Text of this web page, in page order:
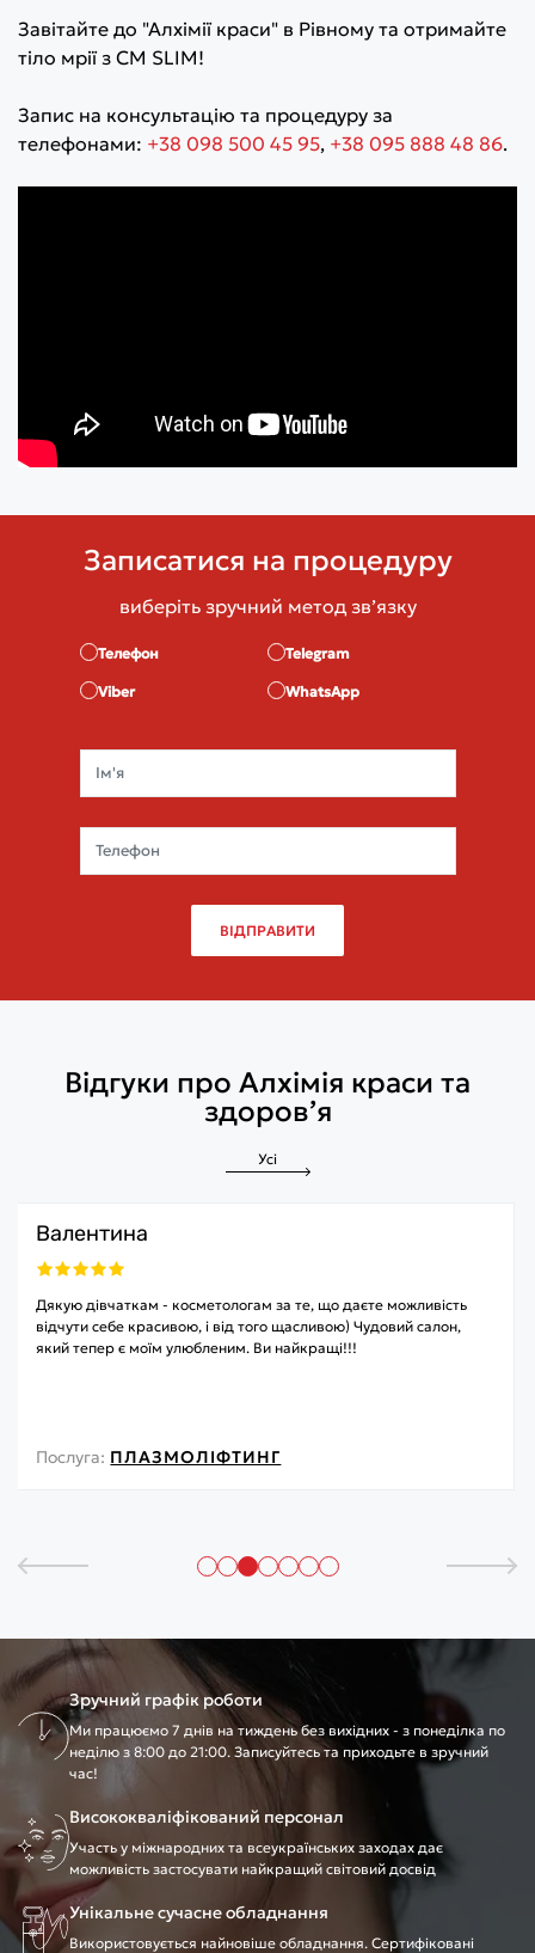
Завітайте до "Алхімії краси" в Рівному та отримайте
тіло мрії з CM SLIM!
Запис на консультацію та процедуру за
телефонами: +38 098 500 45 95, +38 095 888 48 86.
Записатися на процедуру
виберіть зручний метод звʼязку
Телефон Telegram
Viber WhatsApp
ВІДПРАВИТИ
Відгуки про Алхімія краси та
здоров’я
Усі
Валентина
Дякую дівчаткам - косметологам за те, що даєте можливість
відчути себе красивою, і від того щасливою) Чудовий салон,
який тепер є моїм улюбленим. Ви найкращі!!!
Послуга: ПЛАЗМОЛІФТИНГ
Зручний графік роботи
Ми працюємо 7 днів на тиждень без вихідних - з понеділка по
неділю з 8:00 до 21:00. Записуйтесь та приходьте в зручний
час!
Висококваліфікований персонал
Участь у міжнародних та всеукраїнських заходах дає
можливість застосувати найкращий світовий досвід
Унікальне сучасне обладнання
Використовується найновіше обладнання. Сертифіковані